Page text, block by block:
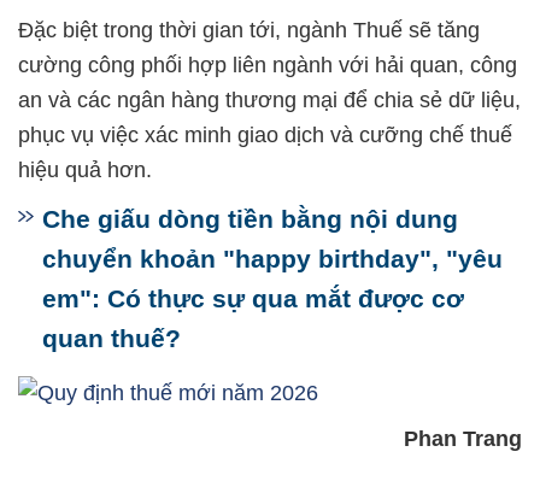
Đặc biệt trong thời gian tới, ngành Thuế sẽ tăng
cường công phối hợp liên ngành với hải quan, công
an và các ngân hàng thương mại để chia sẻ dữ liệu,
phục vụ việc xác minh giao dịch và cưỡng chế thuế
hiệu quả hơn.
Che giấu dòng tiền bằng nội dung
chuyển khoản "happy birthday", "yêu
em": Có thực sự qua mắt được cơ
quan thuế?
Phan Trang